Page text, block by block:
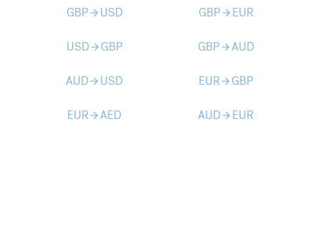
GBParrow_forward USD GBParrow_forward EUR
USDarrow_forward GBP GBParrow_forwardAUD
AUDarrow_forward USD EURarrow_forward GBP
EURarrow_forwardAED AUDarrow_forward EUR